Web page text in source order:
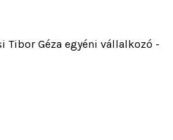
Géza egyéni vállalkozó -